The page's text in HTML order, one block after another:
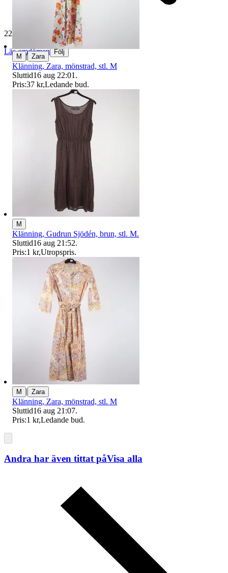
229 613 omdömen
Läs omdömen Följ
M | Zara
Klänning, Zara, mönstrad, stl. M
Sluttid16 aug 22:01 .
Pris:37 kr,Ledande bud.
M
Klänning, Gudrun Sjödén, brun, stl. M.
Sluttid16 aug 21:52.
Pris:1 kr,Utropspris.
M | Zara
Klänning, Zara, mönstrad, stl. M
Sluttid16 aug 21:07.
Pris:1 kr,Ledande bud.
Andra har även tittat påVisa alla